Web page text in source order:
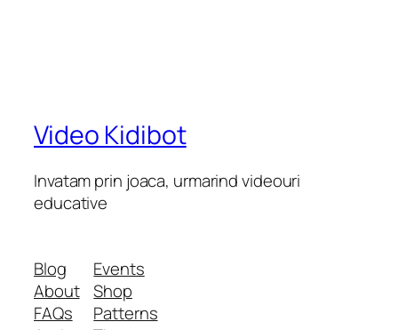
Video Kidibot
Invatam prin joaca, urmarind videouri
educative
Blog
About
FAQs
Events
Shop
Patterns